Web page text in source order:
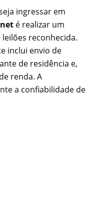
ingressar em
é realizar um
reconhecida.
inclui envio de
de residência e,
renda. A
a confiabilidade de